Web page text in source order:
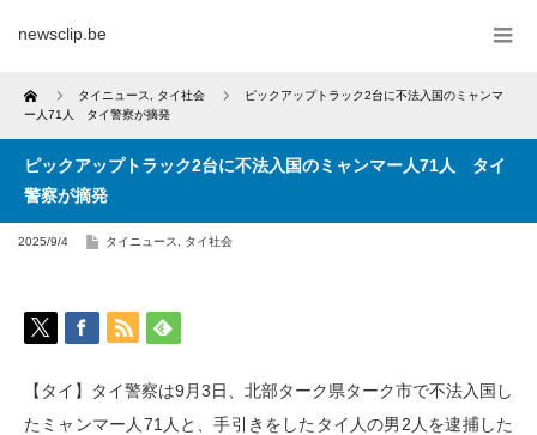
newsclip.be
Home タイニュース タイ社会
ピックアップトラック2台に不法入国のミャンマ
ー人71人 タイ警察が摘発
ピックアップトラック2台に不法入国のミャンマー人71人 タイ
警察が摘発
2025/9/4 タイニュース タイ社会
【タイ】タイ警察は9月3日、北部ターク県ターク市で不法入国し
たミャンマー人71人と、手引きをしたタイ人の男2人を逮捕した